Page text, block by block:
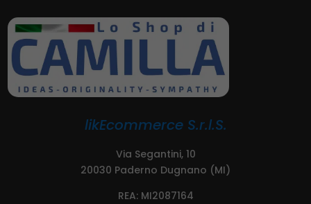
likEcommerce S.r.l.S.
Via Segantini, 10
20030 Paderno Dugnano (MI)
REA: MI2087164